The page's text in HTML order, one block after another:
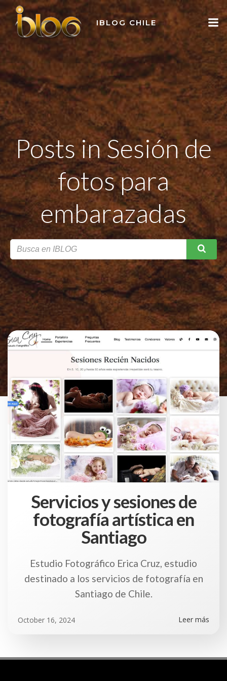
Skip
to
content
IBLOG CHILE
Posts in Sesión de
fotos para
embarazadas
Servicios y sesiones de
fotografía artística en
Santiago
Estudio Fotográfico Erica Cruz, estudio
destinado a los servicios de fotografía en
Santiago de Chile.
October 16, 2024 Leer más